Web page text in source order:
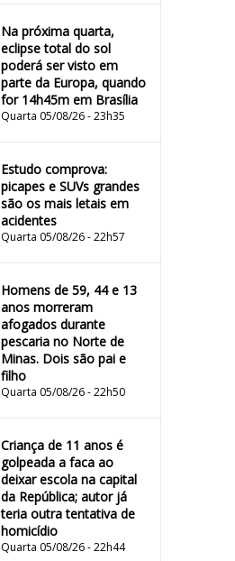
Na próxima quarta,
eclipse total do sol
poderá ser visto em
parte da Europa, quando
for 14h45m em Brasília
Quarta 05/08/26 - 23h35
Estudo comprova:
picapes e SUVs grandes
são os mais letais em
acidentes
Quarta 05/08/26 - 22h57
Homens de 59, 44 e 13
anos morreram
afogados durante
pescaria no Norte de
Minas. Dois são pai e
filho
Quarta 05/08/26 - 22h50
Criança de 11 anos é
golpeada a faca ao
deixar escola na capital
da República; autor já
teria outra tentativa de
homicídio
Quarta 05/08/26 - 22h44